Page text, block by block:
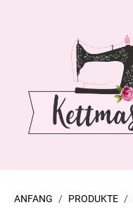
ANFANG PRODUKTE